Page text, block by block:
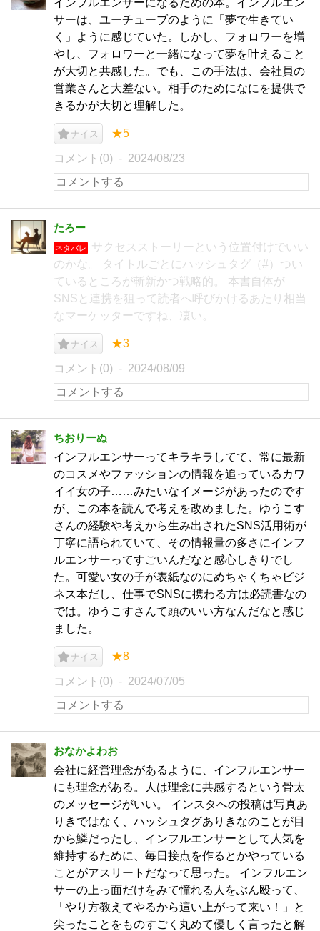
インフルエンサーになるための本。インフルエン
サーは、ユーチューブのように「夢で生きてい
く」ように感じていた。しかし、フォロワーを増
やし、フォロワーと一緒になって夢を叶えること
が大切と共感した。でも、この手法は、会社員の
営業さんと大差ない。相手のためになにを提供で
きるかが大切と理解した。
ナイス ★5
コメント(0) 2024/08/23
たろー
ネタバレ
サクセスストーリーという位置付けでいい
のかな。 タイトルごとにハッシュタグ（#）つい
ているところが斬新かつ戦略的。 本書自体が
SNSと連携を狙って読者へ呼びかけるあたり相当
なマーケッターですね、凄い。
ナイス ★3
コメント(0) 2024/08/09
ちおりーぬ
インフルエンサーってキラキラしてて、常に最新
のコスメやファッションの情報を追っているカワ
イイ女の子……みたいなイメージがあったのです
が、この本を読んで考えを改めました。ゆうこす
さんの経験や考えから生み出されたSNS活用術が
丁寧に語られていて、その情報量の多さにインフ
ルエンサーってすごいんだなと感心しきりでし
た。可愛い女の子が表紙なのにめちゃくちゃビジ
ネス本だし、仕事でSNSに携わる方は必読書なの
では。ゆうこすさんて頭のいい方なんだなと感じ
ました。
ナイス ★8
コメント(0) 2024/07/05
おなかよわお
会社に経営理念があるように、インフルエンサー
にも理念がある。人は理念に共感するという骨太
のメッセージがいい。 インスタへの投稿は写真あ
りきではなく、ハッシュタグありきなのことが目
から鱗だったし、インフルエンサーとして人気を
維持するために、毎日接点を作るとかやっている
ことがアスリートだなって思った。 インフルエン
サーの上っ面だけをみて憧れる人をぶん殴って、
「やり方教えてやるから這い上がって来い！」と
尖ったことをものすごく丸めて優しく言ったと解